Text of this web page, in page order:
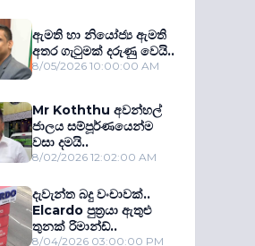
ඇමති හා නියෝජ්‍ය ඇමති
අතර ගැටුමක් දරුණු වෙයි..
8/05/2026 10:00:00 AM
Mr Koththu අවන්හල්
ජාලය සම්පූර්ණයෙන්ම
වසා දමයි..
8/02/2026 12:02:00 AM
දැවැන්ත බදු වංචාවක්..
Elcardo පුත‍්‍රයා ඇතුළු
තුනක් රිමාන්ඩ්..
8/04/2026 03:00:00 PM